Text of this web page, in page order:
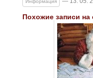
Информация
Похожие записи на